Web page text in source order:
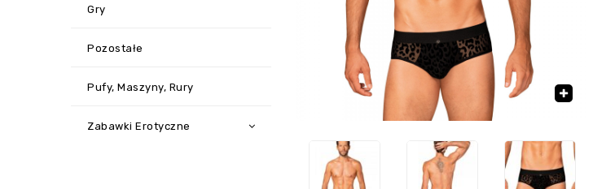
Gry
Pozostałe
Pufy, Maszyny, Rury
Zabawki Erotyczne